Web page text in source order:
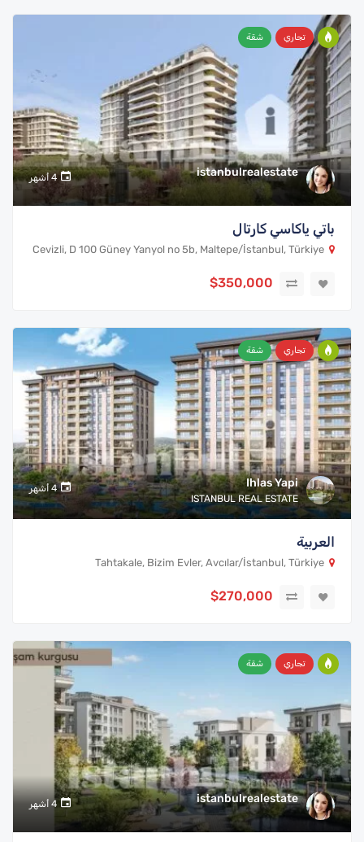
istanbulrealestate 4 أشهر
تجاري شقة
باتي ياكاسي كارتال
$350,000
Ihlas Yapi
ISTANBUL REAL ESTATE
4 أشهر
تجاري شقة
العربية
$270,000
istanbulrealestate 4 أشهر
تجاري شقة